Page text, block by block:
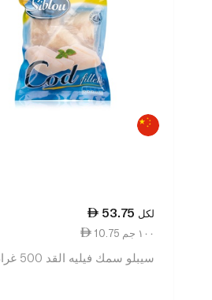
53.75 لكل
10.75 ١٠٠ جم
سيبلو سمك فيليه القد 500 غرام